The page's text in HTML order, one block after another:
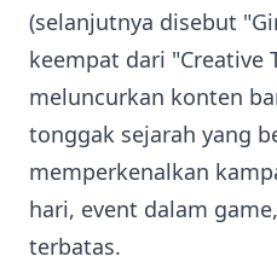
(selanjutnya disebut
keempat dari "Creative
meluncurkan konten
tonggak sejarah yang
memperkenalkan
hari, event dalam
terbatas.